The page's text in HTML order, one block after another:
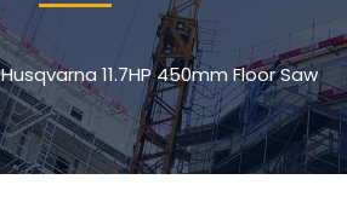
Husqvarna 11.7HP 450mm Floor Saw